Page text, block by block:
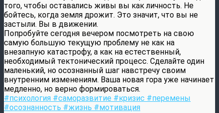
того, чтобы оставались живы вы как личность. Не
бойтесь, когда земля дрожит. Это значит, что вы не
застыли. Вы в движении.
Попробуйте сегодня вечером посмотреть на свою
самую большую текущую проблему не как на
внезапную катастрофу, а как на естественный,
необходимый тектонический процесс. Сделайте один
маленький, но осознанный шаг навстречу своим
внутренним изменениям. Ваша новая гора уже начинает
медленно, но верно формироваться.
#психология #саморазвитие #кризис #перемены
#осознанность #жизнь #мотивация